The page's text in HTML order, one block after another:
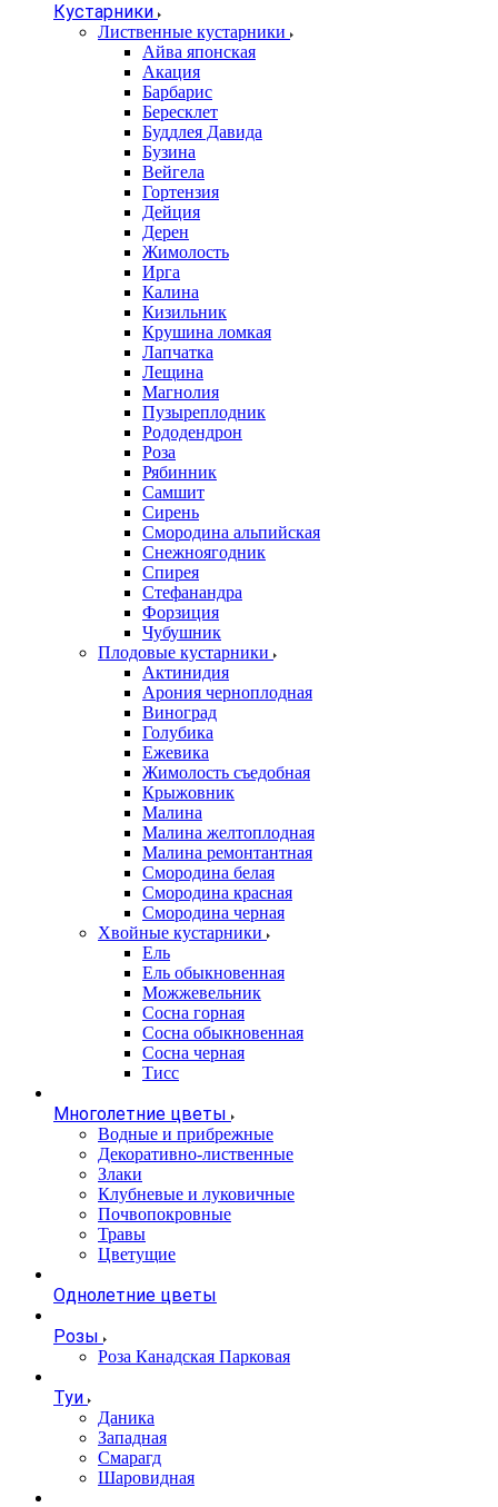
Кустарники
Лиственные кустарники
Айва японская
Акация
Барбарис
Бересклет
Буддлея Давида
Бузина
Вейгела
Гортензия
Дейция
Дерен
Жимолость
Ирга
Калина
Кизильник
Крушина ломкая
Лапчатка
Лещина
Магнолия
Пузыреплодник
Рододендрон
Роза
Рябинник
Самшит
Сирень
Смородина альпийская
Снежноягодник
Спирея
Стефанандра
Форзиция
Чубушник
Плодовые кустарники
Актинидия
Арония черноплодная
Виноград
Голубика
Ежевика
Жимолость съедобная
Крыжовник
Малина
Малина желтоплодная
Малина ремонтантная
Смородина белая
Смородина красная
Смородина черная
Хвойные кустарники
Ель
Ель обыкновенная
Можжевельник
Сосна горная
Сосна обыкновенная
Сосна черная
Тисс
Многолетние цветы
Водные и прибрежные
Декоративно-лиственные
Злаки
Клубневые и луковичные
Почвопокровные
Травы
Цветущие
Однолетние цветы
Розы
Роза Канадская Парковая
Туи
Даника
Западная
Смарагд
Шаровидная